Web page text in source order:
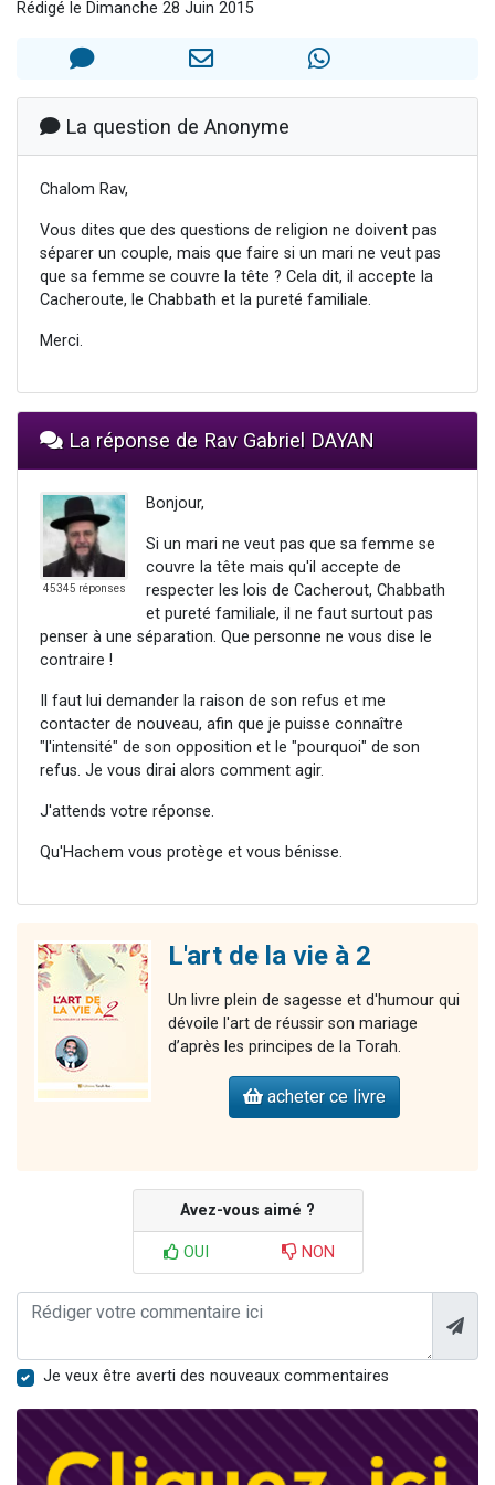
Il reste 49 places pour étudier en groupe sur Zoom
12 nouvelles musiques dans Torah-Box Music
2 personnes viennent de nous rejoindre sur WhatsApp
Rédigé le Dimanche 28 Juin 2015
La question de Anonyme
Chalom Rav,
Vous dites que des questions de religion ne doivent pas
séparer un couple, mais que faire si un mari ne veut pas
que sa femme se couvre la tête ? Cela dit, il accepte la
Cacheroute, le Chabbath et la pureté familiale.
Merci.
La réponse de Rav Gabriel DAYAN
45345 réponses
Bonjour,
Si un mari ne veut pas que sa femme se
couvre la tête mais qu'il accepte de
respecter les lois de Cacherout, Chabbath
et pureté familiale, il ne faut surtout pas
penser à une séparation. Que personne ne vous dise le
contraire !
Il faut lui demander la raison de son refus et me
contacter de nouveau, afin que je puisse connaître
"l'intensité" de son opposition et le "pourquoi" de son
refus. Je vous dirai alors comment agir.
J'attends votre réponse.
Qu'Hachem vous protège et vous bénisse.
L'art de la vie à 2
Un livre plein de sagesse et d'humour qui
dévoile l'art de réussir son mariage
d’après les principes de la Torah.
acheter ce livre
Avez-vous aimé ?
OUI NON
Je veux être averti des nouveaux commentaires